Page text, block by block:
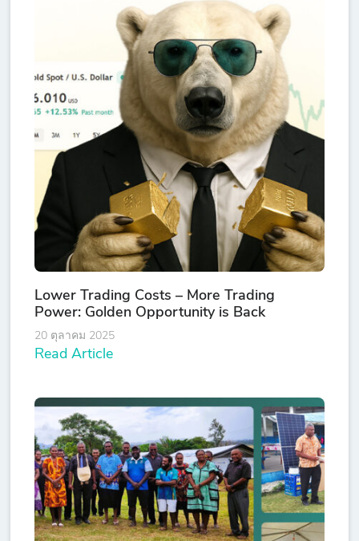
Lower Trading Costs – More Trading
Power: Golden Opportunity is Back
20 ตุลาคม 2025
Read Article